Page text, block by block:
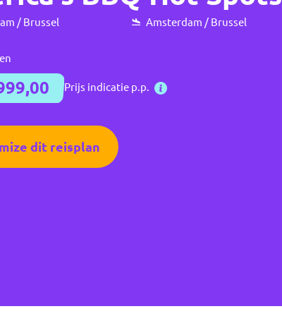
/ Brussel Amsterdam / Brussel
Prijs indicatie p.p.
dit reisplan